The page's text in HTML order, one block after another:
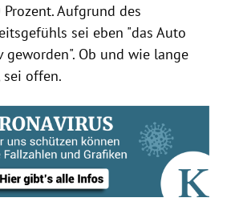
Aufgrund des
sei eben "das Auto
Ob und wie lange
offen.